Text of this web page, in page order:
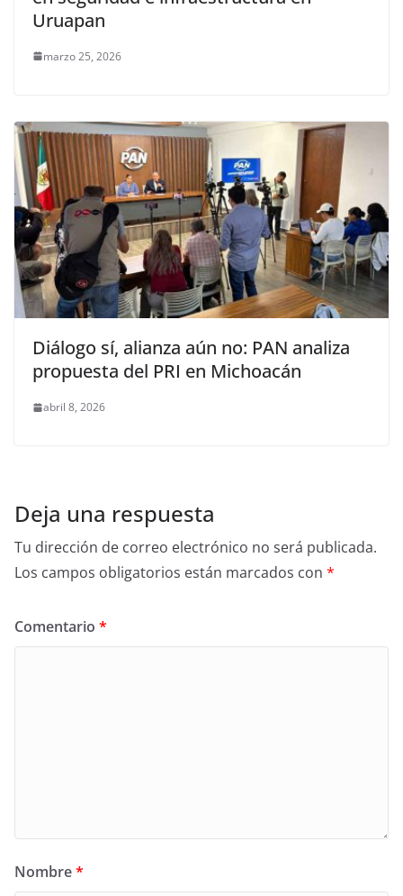
Uruapan
marzo 25, 2026
Diálogo sí, alianza aún no: PAN analiza
propuesta del PRI en Michoacán
abril 8, 2026
Deja una respuesta
Tu dirección de correo electrónico no será publicada.
Los campos obligatorios están marcados con *
Comentario *
Nombre*